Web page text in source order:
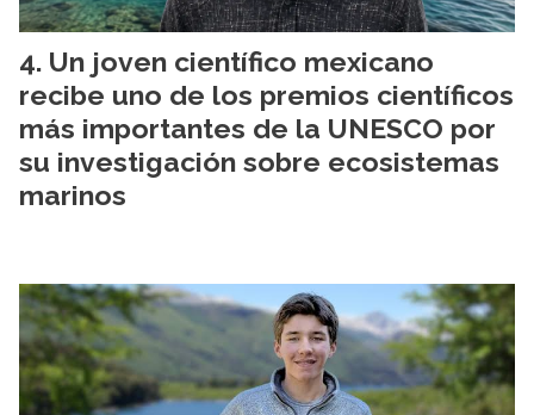
Un joven científico mexicano
recibe uno de los premios científicos
más importantes de la UNESCO por
su investigación sobre ecosistemas
marinos